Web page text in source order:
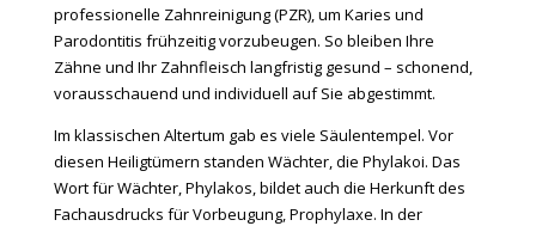
professionelle Zahnreinigung (PZR), um Karies und
Parodontitis frühzeitig vorzubeugen. So bleiben Ihre
Zähne und Ihr Zahnfleisch langfristig gesund – schonend,
vorausschauend und individuell auf Sie abgestimmt.
Im klassischen Altertum gab es viele Säulentempel. Vor
diesen Heiligtümern standen Wächter, die Phylakoi. Das
Wort für Wächter, Phylakos, bildet auch die Herkunft des
Fachausdrucks für Vorbeugung, Prophylaxe. In der